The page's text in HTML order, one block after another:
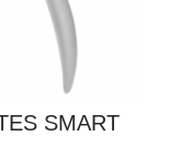
SMART